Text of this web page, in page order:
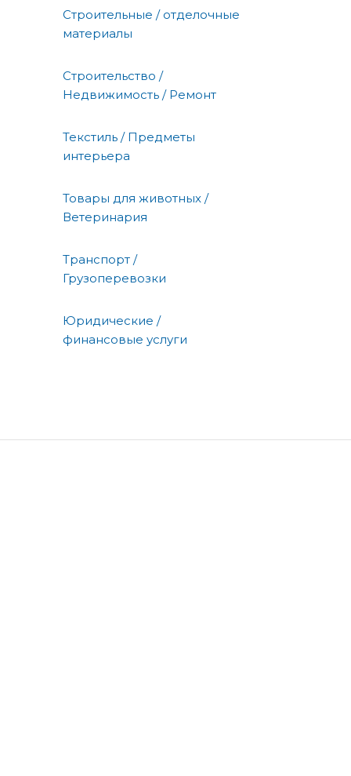
Строительные / отделочные
материалы
Строительство /
Недвижимость / Ремонт
Текстиль / Предметы
интерьера
Товары для животных /
Ветеринария
Транспорт /
Грузоперевозки
Юридические /
финансовые услуги